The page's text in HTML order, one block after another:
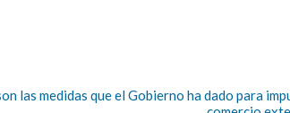
las medidas que el Gobierno ha dado para